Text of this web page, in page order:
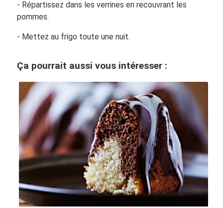
- Répartissez dans les verrines en recouvrant les
pommes.
- Mettez au frigo toute une nuit.
Ça pourrait aussi vous intéresser :